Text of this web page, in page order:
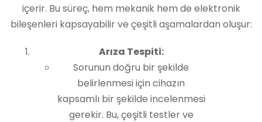
içerir. Bu süreç, hem mekanik hem de elektronik
bileşenleri kapsayabilir ve çeşitli aşamalardan oluşur:
Arıza Tespiti:
Sorunun doğru bir şekilde
belirlenmesi için cihazın
kapsamlı bir şekilde incelenmesi
gerekir. Bu, çeşitli testler ve